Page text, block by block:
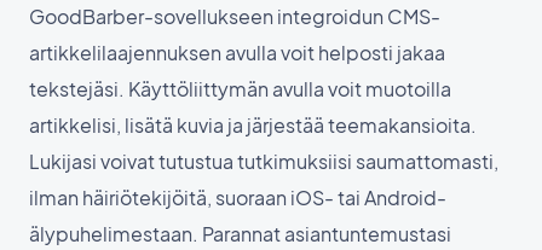
GoodBarber-sovellukseen integroidun CMS-
artikkelilaajennuksen avulla voit helposti jakaa
tekstejäsi. Käyttöliittymän avulla voit muotoilla
artikkelisi, lisätä kuvia ja järjestää teemakansioita.
Lukijasi voivat tutustua tutkimuksiisi saumattomasti,
ilman häiriötekijöitä, suoraan iOS- tai Android-
älypuhelimestaan. Parannat asiantuntemustasi